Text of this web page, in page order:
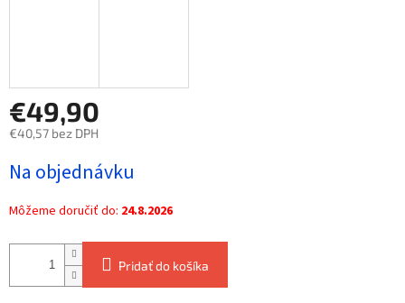
€49,90
€40,57 bez DPH
cena:
Na objednávku
Môžeme doručiť do: 24.8.2026
Pridať do košíka